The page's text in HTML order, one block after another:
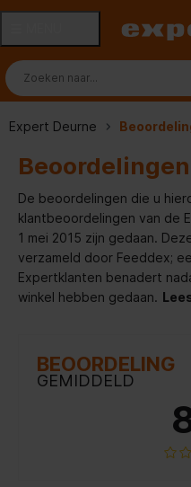
Expert Deurne
De beoordelingen die u
klantbeoordelingen van de
1 mei 2015 zijn gedaan.
verzameld door Feeddex;
Expertklanten benadert
winkel hebben gedaan.
BEOORDELING
GEMIDDELD